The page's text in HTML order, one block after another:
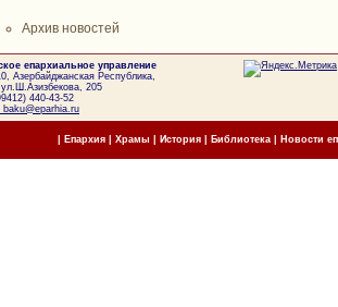
Архив новостей
епархиальное управление
Азербайджанская Республика,
ул.Ш.Азизбекова, 205
440-43-52
baku@eparhia.ru
Епархия| Храмы История| Библиотека Новости